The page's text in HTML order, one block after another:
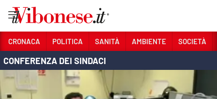
Sezioni
CRONACA
CRONACA POLITICA SANITÀ AMBIENTE SOCIETÀ
CONFERENZA DEI SINDACI